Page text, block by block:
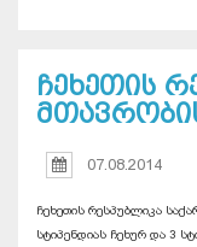
ჩეხეთის
07.08.2014
ჩეხეთის რესპუბლიკა
სტიპენდიას ჩეხურ და 3